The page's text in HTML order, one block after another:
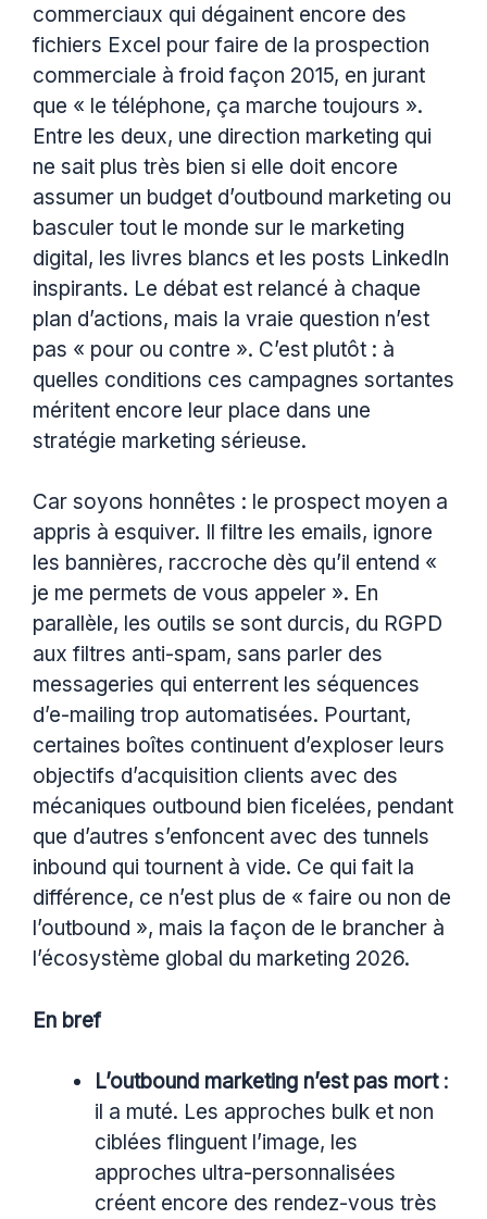
commerciaux qui dégainent encore des
fichiers Excel pour faire de la prospection
commerciale à froid façon 2015, en jurant
que « le téléphone, ça marche toujours ».
Entre les deux, une direction marketing qui
ne sait plus très bien si elle doit encore
assumer un budget d’outbound marketing ou
basculer tout le monde sur le marketing
digital, les livres blancs et les posts LinkedIn
inspirants. Le débat est relancé à chaque
plan d’actions, mais la vraie question n’est
pas « pour ou contre ». C’est plutôt : à
quelles conditions ces campagnes sortantes
méritent encore leur place dans une
stratégie marketing sérieuse.
Car soyons honnêtes : le prospect moyen a
appris à esquiver. Il filtre les emails, ignore
les bannières, raccroche dès qu’il entend «
je me permets de vous appeler ». En
parallèle, les outils se sont durcis, du RGPD
aux filtres anti-spam, sans parler des
messageries qui enterrent les séquences
d’e-mailing trop automatisées. Pourtant,
certaines boîtes continuent d’exploser leurs
objectifs d’acquisition clients avec des
mécaniques outbound bien ficelées, pendant
que d’autres s’enfoncent avec des tunnels
inbound qui tournent à vide. Ce qui fait la
différence, ce n’est plus de « faire ou non de
l’outbound », mais la façon de le brancher à
l’écosystème global du marketing 2026.
En bref
L’outbound marketing n’est pas mort:
il a muté. Les approches bulk et non
ciblées flinguent l’image, les
approches ultra-personnalisées
créent encore des rendez-vous très